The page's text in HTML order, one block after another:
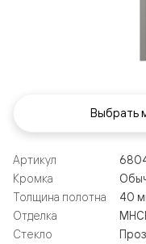
Артикул
Кромка
Толщина полотна
40
Отделка
Стекло
Выбрать